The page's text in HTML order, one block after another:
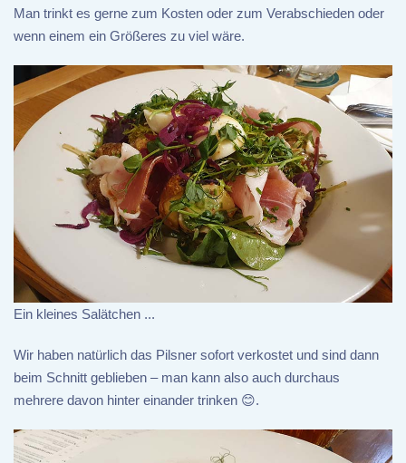
Man trinkt es gerne zum Kosten oder zum Verabschieden oder
wenn einem ein Größeres zu viel wäre.
Ein kleines Salätchen ...
Wir haben natürlich das Pilsner sofort verkostet und sind dann
beim Schnitt geblieben – man kann also auch durchaus
mehrere davon hinter einander trinken 😊.